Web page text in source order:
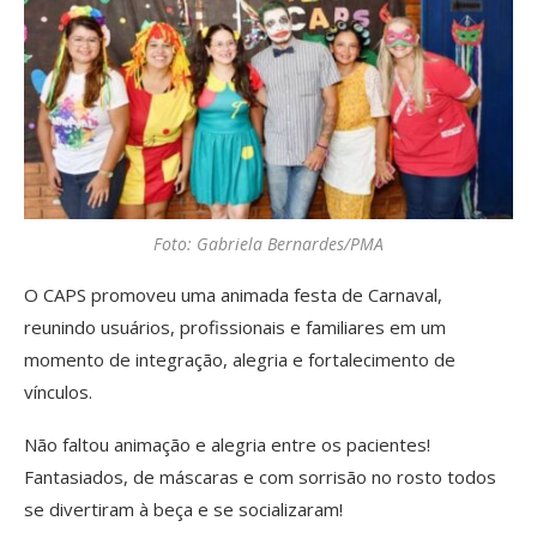
Foto: Gabriela Bernardes/PMA
O CAPS promoveu uma animada festa de Carnaval,
reunindo usuários, profissionais e familiares em um
momento de integração, alegria e fortalecimento de
vínculos.
Não faltou animação e alegria entre os pacientes!
Fantasiados, de máscaras e com sorrisão no rosto todos
se divertiram à beça e se socializaram!